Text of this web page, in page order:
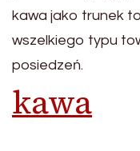
kawa jako trunek
wszelkiego typu
posiedzeń.
kawa